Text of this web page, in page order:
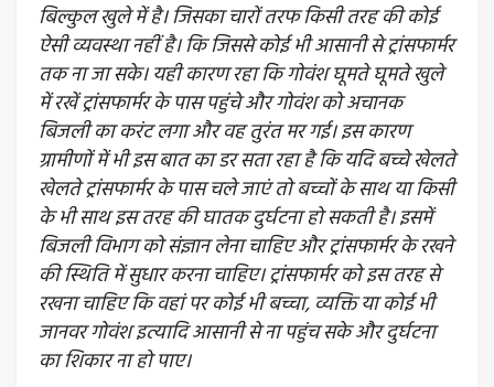
बिल्कुल खुले में है। जिसका चारों तरफ किसी तरह की कोई
ऐसी व्यवस्था नहीं है। कि जिससे कोई भी आसानी से ट्रांसफार्मर
तक ना जा सके। यही कारण रहा कि गोवंश घूमते घूमते खुले
में रखें ट्रांसफार्मर के पास पहुंचे और गोवंश को अचानक
बिजली का करंट लगा और वह तुरंत मर गई। इस कारण
ग्रामीणों में भी इस बात का डर सता रहा है कि यदि बच्चे खेलते
खेलते ट्रांसफार्मर के पास चले जाएं तो बच्चों के साथ या किसी
के भी साथ इस तरह की घातक दुर्घटना हो सकती है। इसमें
बिजली विभाग को संज्ञान लेना चाहिए और ट्रांसफार्मर के रखने
की स्थिति में सुधार करना चाहिए। ट्रांसफार्मर को इस तरह से
रखना चाहिए कि वहां पर कोई भी बच्चा, व्यक्ति या कोई भी
जानवर गोवंश इत्यादि आसानी से ना पहुंच सके और दुर्घटना
का शिकार ना हो पाए।